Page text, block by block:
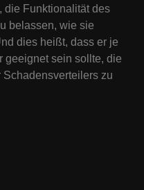
die Funktionalität des
belassen, wie sie
dies heißt, dass er je
geeignet sein sollte, die
zu